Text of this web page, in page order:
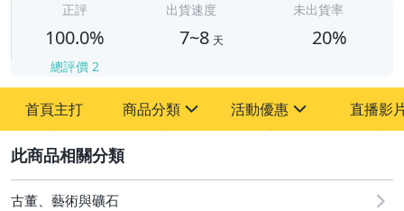
正評
100.0%
總評價 2
出貨速度
7~8 天
未出貨率
20%
首頁主打 商品分類
其它
活動優惠
[全店] 周年慶
[全店] 粉絲專享
直播影
古董、藝術與礦石